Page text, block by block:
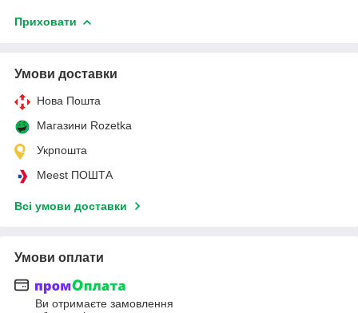
Приховати
Умови доставки
Нова Пошта
Магазини Rozetka
Укрпошта
Meest ПОШТА
Всі умови доставки
Умови оплати
Ви отримаєте замовлення